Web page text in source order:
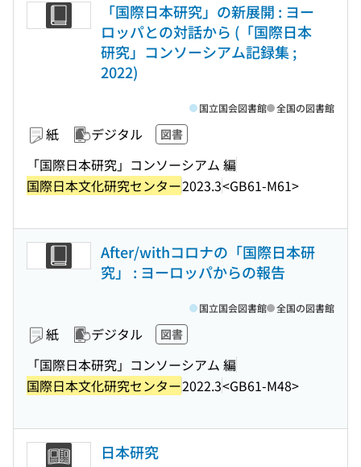
「国際日本研究」の新展開 : ヨー
ロッパとの対話から (「国際日本
研究」コンソーシアム記録集 ;
2022)
紙 デジタル 図書
「国際日本研究」コンソーシアム 編
国際日本文化研究センター2023.3<GB61-M61>
国立国会図書館 全国の図書館
After/withコロナの「国際日本研
究」 : ヨーロッパからの報告
紙 デジタル 図書
「国際日本研究」コンソーシアム 編
国際日本文化研究センター2022.3<GB61-M48>
国立国会図書館 全国の図書館
日本研究